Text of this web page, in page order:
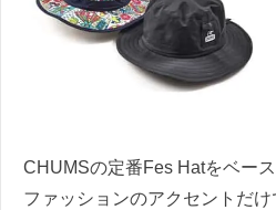
CHUMSの定番Fes Hatをベース
ファッションのアクセントだ